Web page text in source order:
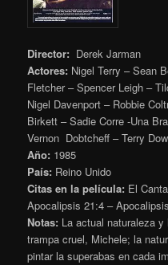
Director: Derek Jarman
Actores: Nigel Terry – Sean
Fletcher – Spencer Leigh –
Nigel Davenport – Robbie
Birkett – Sadie Corre -Una
Vernon Dobtcheff – Terry
Año: 1985
País: Reino Unido
Citas en la película: El
Apocalipsis 21:4 –
Notas: La actual naturaleza
trampa cruel, Michele; la
pintar la superabas en cada